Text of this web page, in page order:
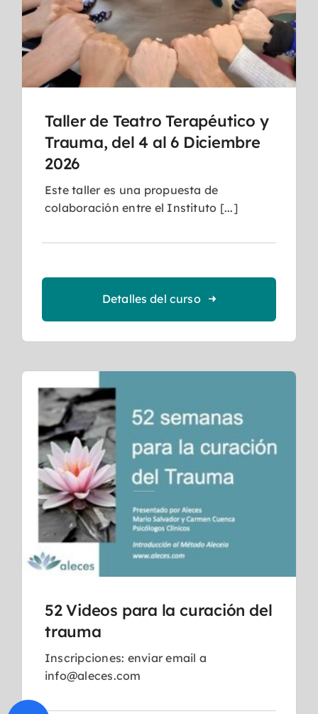
Taller de Teatro Terapéutico y
Trauma, del 4 al 6 Diciembre
2026
Este taller es una propuesta de
colaboración entre el Instituto [...]
Detalles del curso
52 Videos para la curación del
trauma
Inscripciones: enviar email a
info@aleces.com